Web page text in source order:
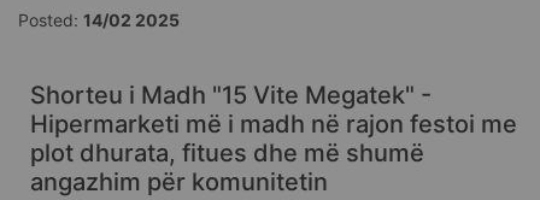
Shorteu i Madh "15 Vite Megatek" -
Hipermarketi më i madh në rajon festoi me
plot dhurata, fitues dhe më shumë
angazhim për komunitetin
Posted: 14/02 2025